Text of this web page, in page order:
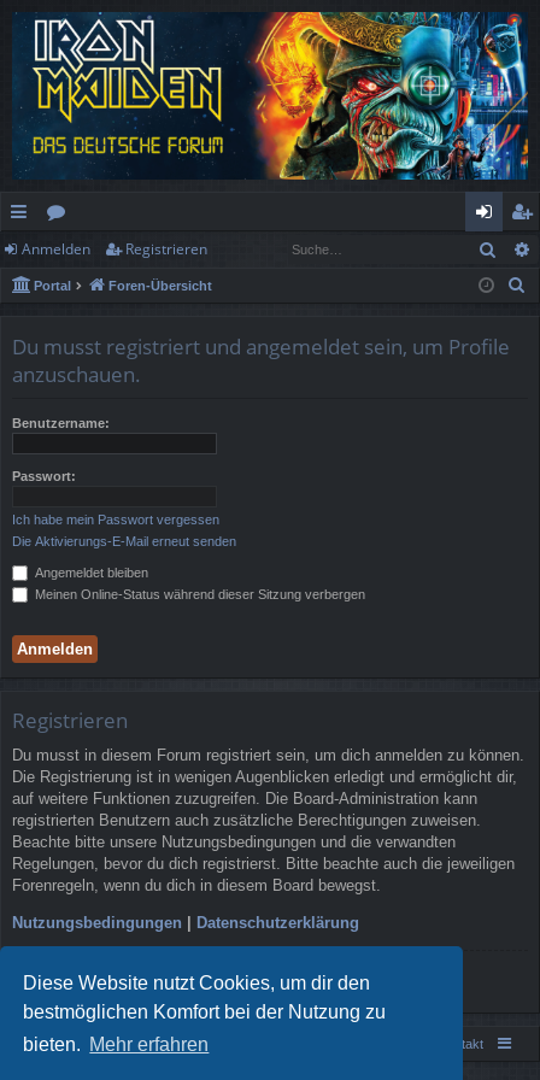
Diese Website nutzt Cookies, um dir den
bestmöglichen Komfort bei der Nutzung zu
bieten. Mehr erfahren
ch
ne
ug
f
or
en
n
m
eg
ist
Anmelden Registrieren
Portal Foren-Übersicht
Du musst registriert und angemeldet sein, um Profile
anzuschauen.
Benutzername:
Passwort:
Ich habe mein Passwort vergessen
Die Aktivierungs-E-Mail erneut senden
Angemeldet bleiben
Meinen Online-Status während dieser Sitzung verbergen
Registrieren
Du musst in diesem Forum registriert sein, um dich anmelden zu können.
Die Registrierung ist in wenigen Augenblicken erledigt und ermöglicht dir,
auf weitere Funktionen zuzugreifen. Die Board-Administration kann
registrierten Benutzern auch zusätzliche Berechtigungen zuweisen.
Beachte bitte unsere Nutzungsbedingungen und die verwandten
Regelungen, bevor du dich registrierst. Bitte beachte auch die jeweiligen
Forenregeln, wenn du dich in diesem Board bewegst.
Nutzungsbedingungen | Datenschutzerklärung
Registrieren
Portal Foren-Übersicht Kontakt